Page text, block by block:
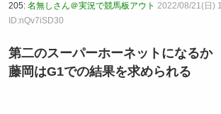
205: 名無しさん＠実況で競馬板アウト 2022/08/21(日)
ID:nQv7iSD30
第二のスーパーホーネットになるか
藤岡はG1での結果を求められる